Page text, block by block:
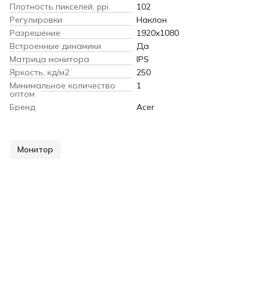
Плотность пикселей, ppi
102
Регулировки
Наклон
Разрешение
1920x1080
Встроенные динамики
Да
Матрица монитора
IPS
Яркость, кд/м2
250
Минимальное количество
оптом
1
Бренд
Acer
Монитор